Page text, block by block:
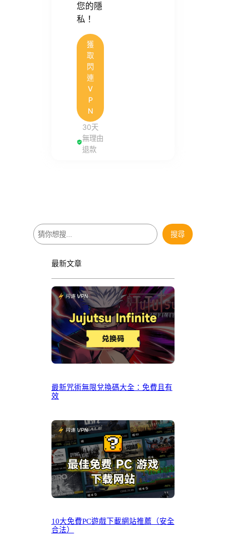
您的隱
私！
獲
取
閃
連
V
P
N
30天
無理由
退款
搜
尋
搜尋
最新文章
最新咒術無限兌換碼大全：免費且有
效
10大免費PC遊戲下載網站推薦（安全
合法）